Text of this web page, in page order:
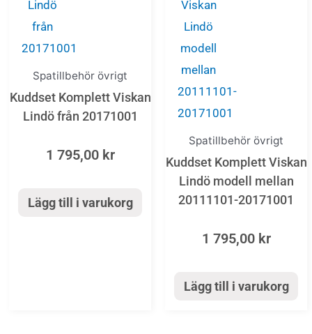
Spatillbehör övrigt
Kuddset Komplett Viskan
Lindö från 20171001
1 795,00 kr
Lägg till i varukorg
Spatillbehör övrigt
Kuddset Komplett Viskan
Lindö modell mellan
20111101-20171001
1 795,00 kr
Lägg till i varukorg